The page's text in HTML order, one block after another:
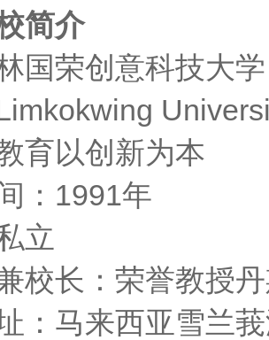
简介
国荣创意科技大学
育以创新为本
：1991年
立
校长：荣誉教授
：马来西亚雪兰